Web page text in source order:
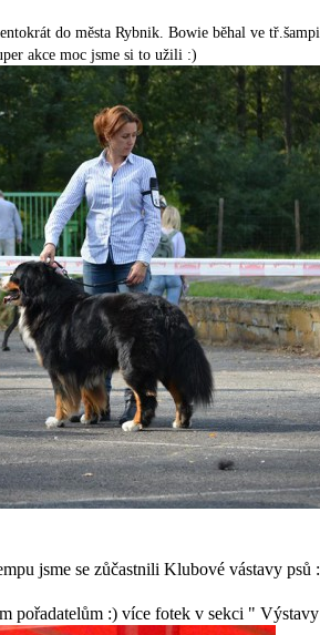
do města Rybnik. Bowie běhal ve
akce moc jsme si to užili :)
jsme se zůčastnili Klubové vástavy
pořadatelům :) více fotek v sekci " Výstavy